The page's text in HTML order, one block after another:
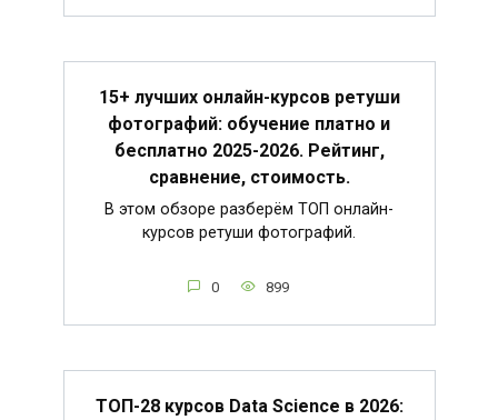
15+ лучших онлайн-курсов ретуши
фотографий: обучение платно и
бесплатно 2025-2026. Рейтинг,
сравнение, стоимость.
В этом обзоре разберём ТОП онлайн-
курсов ретуши фотографий.
0 899
ТОП-28 курсов Data Science в 2026: